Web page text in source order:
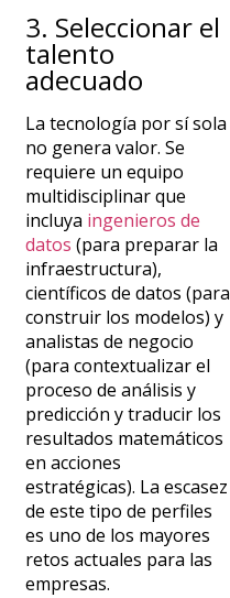
3. Seleccionar el
talento
adecuado
La tecnología por sí sola
no genera valor. Se
requiere un equipo
multidisciplinar que
incluya ingenieros de
datos (para preparar la
infraestructura),
científicos de datos (para
construir los modelos) y
analistas de negocio
(paracontextualizar el
proceso de análisis y
predicción ytraducir los
resultados matemáticos
en acciones
estratégicas). La escasez
de este tipo de perfiles
es uno de los mayores
retos actuales para las
empresas.